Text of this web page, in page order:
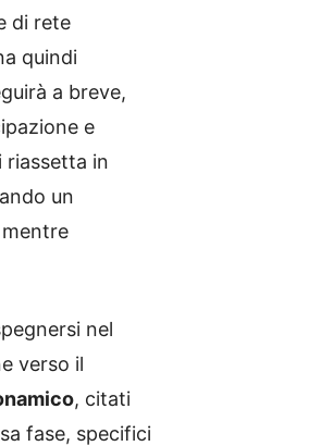
di rete
quindi
a breve,
e
riassetta in
un
nel
verso il
, citati
fase, specifici